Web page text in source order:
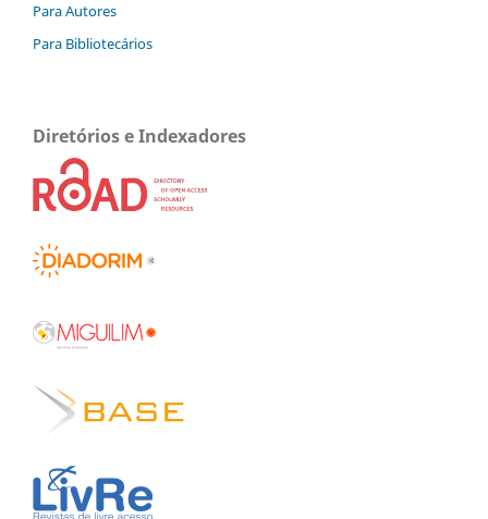
Para Autores
Para Bibliotecários
Diretórios e Indexadores